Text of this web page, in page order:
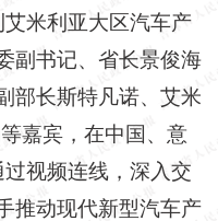
米利亚大区汽车产
副书记、省长景俊海
部长斯特凡诺、艾米
等嘉宾，在中国、意
视频连线，深入交
推动现代新型汽车产